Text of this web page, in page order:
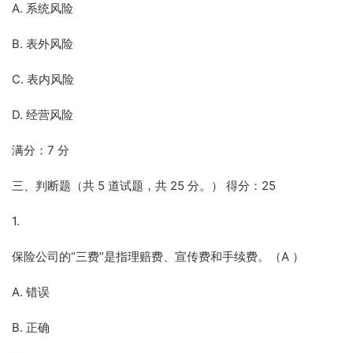
A. 系统风险
B. 表外风险
C. 表内风险
D. 经营风险
满分：7 分
三、判断题（共 5 道试题，共 25 分。） 得分：25
1.
保险公司的“三费”是指理赔费、宣传费和手续费。（A ）
A. 错误
B. 正确